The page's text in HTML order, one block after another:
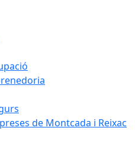
de Montcada i Reixac